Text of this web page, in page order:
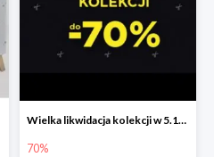
Wielka likwidacja kolekcji w 5.10.15 do -70%
70%